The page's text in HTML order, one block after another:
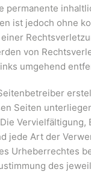
permanente
ist jedoch ohne
von
umgehend
Seiten
Vervielfältigung,
jede Art der
Urheberrechtes
des